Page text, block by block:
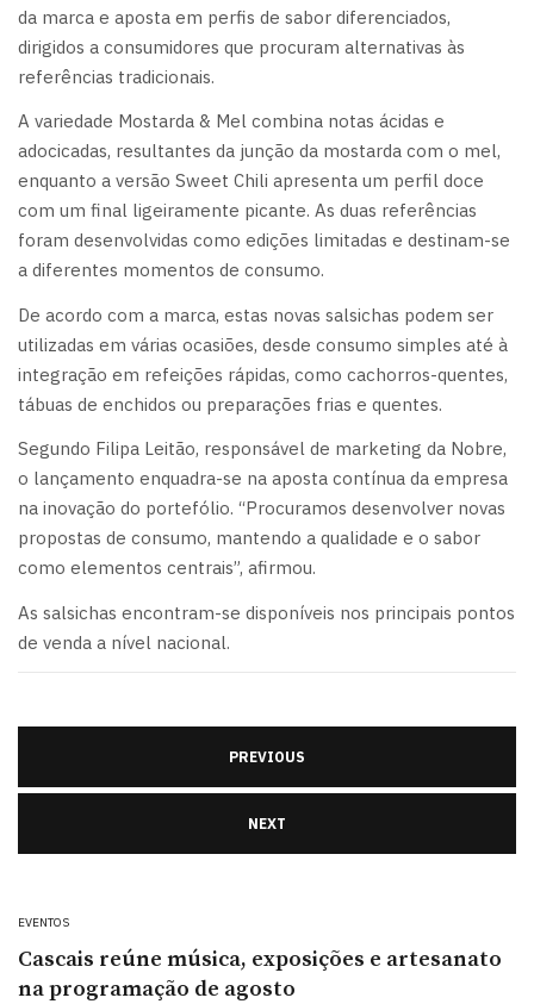
da marca e aposta em perfis de sabor diferenciados,
dirigidos a consumidores que procuram alternativas às
referências tradicionais.
A variedade Mostarda & Mel combina notas ácidas e
adocicadas, resultantes da junção da mostarda com o mel,
enquanto a versão Sweet Chili apresenta um perfil doce
com um final ligeiramente picante. As duas referências
foram desenvolvidas como edições limitadas e destinam-se
a diferentes momentos de consumo.
De acordo com a marca, estas novas salsichas podem ser
utilizadas em várias ocasiões, desde consumo simples até à
integração em refeições rápidas, como cachorros-quentes,
tábuas de enchidos ou preparações frias e quentes.
Segundo Filipa Leitão, responsável de marketing da Nobre,
o lançamento enquadra-se na aposta contínua da empresa
na inovação do portefólio. “Procuramos desenvolver novas
propostas de consumo, mantendo a qualidade e o sabor
como elementos centrais”, afirmou.
As salsichas encontram-se disponíveis nos principais pontos
de venda a nível nacional.
PREVIOUS
NEXT
EVENTOS
Cascais reúne música, exposições e artesanato
na programação de agosto